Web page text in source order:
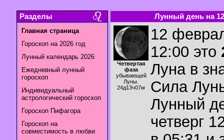
Разделы
Главная страница
Гороскоп на 2026 год
Лунный календарь 2026
Ежедневный лунный
гороскоп
Индивидуальный
астрологический гороскоп
Гороскоп Пифагора
Гороскоп на
совместимость в любви
Лунный день на
Четвертая
фаза
убывающей
Луны.
24д13ч07м
12
12:00 это
Луна в
Сила
Лунный
четверг